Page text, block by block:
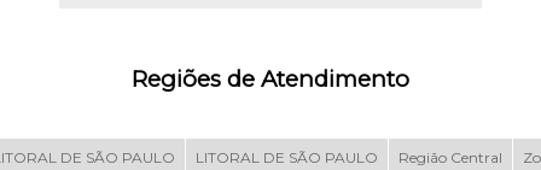
Regiões de Atendimento
DE SÃO PAULO LITORAL DE SÃO PAULO Região Central